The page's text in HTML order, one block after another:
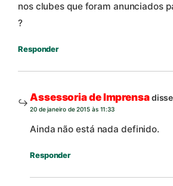
nos clubes que foram anunciados
?
Responder
Assessoria de Imprensa
20 de janeiro de 2015 às 11:33
Ainda não está nada definido.
Responder